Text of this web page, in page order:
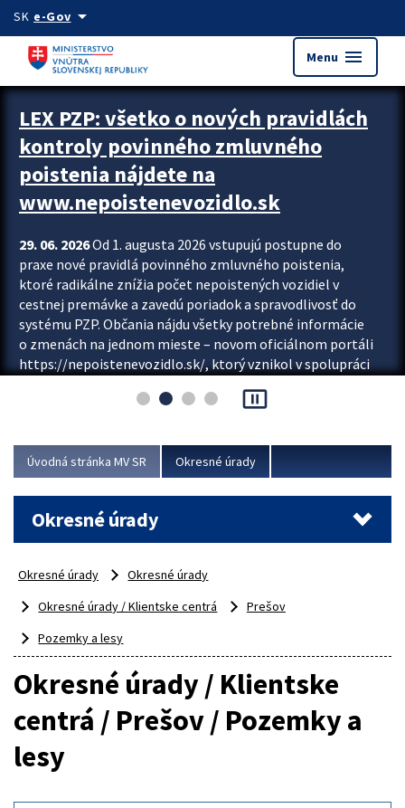
Preskocit na hlavný obsah
SK e-Govarrow_drop_down
Menu menu
Zastavit automatický posun upútavok
LEX PZP: všetko o nových pravidlách
kontroly povinného zmluvného
poistenia nájdete na
www.nepoistenevozidlo.sk
29. 06. 2026Od 1. augusta 2026 vstupujú postupne do
praxe nové pravidlá povinného zmluvného poistenia,
ktoré radikálne znížia počet nepoistených vozidiel v
cestnej premávke a zavedú poriadok a spravodlivosť do
systému PZP. Občania nájdu všetky potrebné informácie
o zmenách na jednom mieste – novom oficiálnom portáli
https://nepoistenevozidlo.sk/, ktorý vznikol v spolupráci
asociácie poisťovní (SLASPO) a Ministerstva vnútra SR.
Viac
pause_presentation
Úvodná stránka MV SR Okresné úrady
Okresné úrady
Okresné úrady
Okresné úrady
Okresné úrady / Klientske centrá
Prešov
Pozemky a lesy
Okresné úrady / Klientske
centrá / Prešov / Pozemky a
lesy